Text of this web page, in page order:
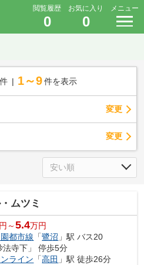
閲覧履歴
0
お気に入り
0
メニュー
件 1～9 件を表示
変更
変更
ムツミ
～5.4万円
都市線 「鷺沼 」駅 バス20
法寺下」 停歩5分
ライン 「高田 」駅 徒歩26分